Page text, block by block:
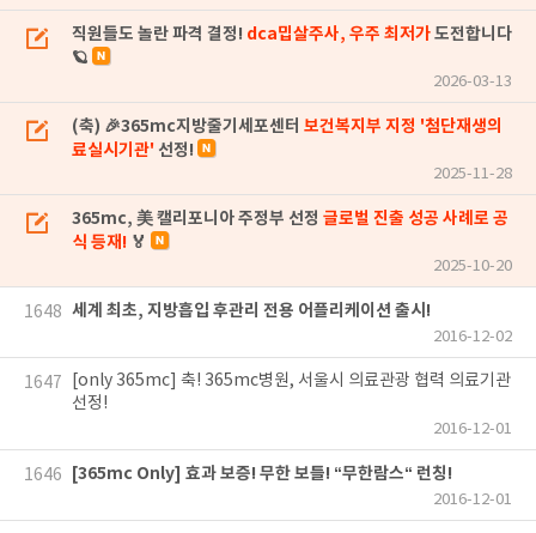
직원들도 놀란 파격 결정! dca밉살주사, 우주 최저가도전합니다
🪐
2026-03-13
(축) 🎉365mc지방줄기세포센터 보건복지부 지정 '첨단재생의
료실시기관' 선정!
2025-11-28
365mc, 美 캘리포니아 주정부 선정 글로벌 진출 성공 사례로 공
식 등재! 🏅
2025-10-20
1648 세계 최초, 지방흡입 후관리 전용 어플리케이션 출시!
2016-12-02
1647
[only 365mc] 축! 365mc병원, 서울시 의료관광 협력 의료기관
선정!
2016-12-01
1646 [365mc Only] 효과 보증! 무한 보틀! “무한람스“ 런칭!
2016-12-01